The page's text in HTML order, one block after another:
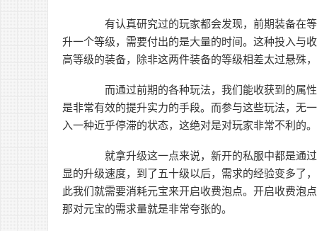
有认真研究过的玩家都会发现，前期装备在等
升一个等级，需要付出的是大量的时间。这种投入与
高等级的装备，除非这两件装备的等级相差太过悬殊
而通过前期的各种玩法，我们能收获到的属性
是非常有效的提升实力的手段。而参与这些玩法，无
入一种近乎停滞的状态，这绝对是对玩家非常不利的。
就拿升级这一点来说，新开的私服中都是通过
显的升级速度，到了五十级以后，需求的经验变多了
此我们就需要消耗元宝来开启收费泡点。开启收费泡
那对元宝的需求量就是非常夸张的。